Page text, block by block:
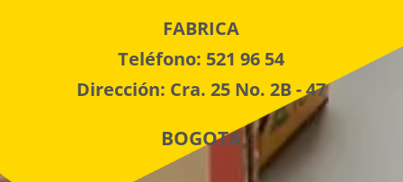
FABRICA
Teléfono: 521 96 54
Dirección: Cra. 25 No. 2B - 47
BOGOTA